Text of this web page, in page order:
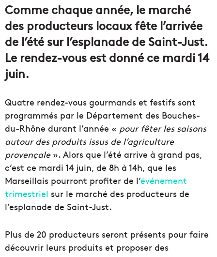
Comme chaque année, le marché
des producteurs locaux fête l’arrivée
de l’été sur l’esplanade de Saint-Just.
Le rendez-vous est donné ce mardi 14
juin.
Quatre rendez-vous gourmands et festifs sont
programmés par le Département des Bouches-
du-Rhône durant l’année « pour fêter les saisons
autour des produits issus de l’agriculture
provençale». Alors que l’été arrive à grand pas,
c’est ce mardi 14 juin, de 8h à 14h, que les
Marseillais pourront profiter de l’événement
trimestriel sur le marché des producteurs de
l’esplanade de Saint-Just.
Plus de 20 producteurs seront présents pour faire
découvrir leurs produits et proposer des